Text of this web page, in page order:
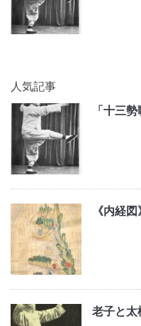
人気記事
「十三
《内経
老子と太